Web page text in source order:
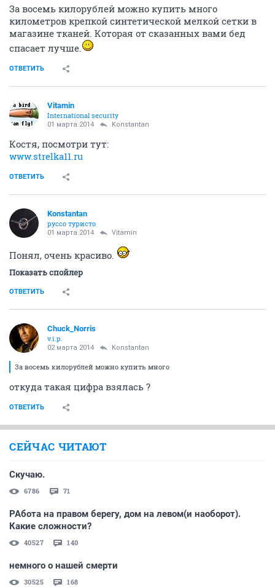
За восемь килорублей можно купить много
километров крепкой синтетической мелкой сетки в
магазине тканей. Которая от сказанных вами бед
спасает лучше.
ОТВЕТИТЬ
Vitamin
International security
01 марта 2014 Konstantan
Костя, посмотри тут:
www.strelka11.ru
ОТВЕТИТЬ
Konstantan
руссо туристо
01 марта 2014 Vitamin
Понял, очень красиво.
Показать спойлер
ОТВЕТИТЬ
Chuck_Norris
v.i.p.
02 марта 2014 Konstantan
За восемь килорублей можно купить много
откуда такая цифра взялась ?
ОТВЕТИТЬ
СЕЙЧАС ЧИТАЮТ
Скучаю.
6786 71
РАбота на правом берегу, дом на левом(и наоборот).
Какие сложности?
40527 140
немного о нашей смерти
30525 168